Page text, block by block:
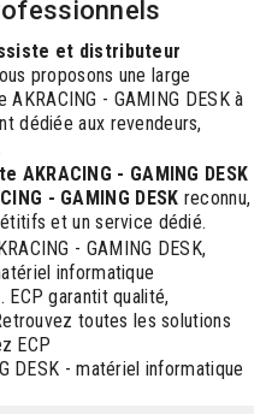
et distributeur
proposons une large
- GAMING DESK à
dédiée aux revendeurs,
AKRACING - GAMING DESK
- GAMING DESK reconnu,
et un service dédié.
- GAMING DESK,
informatique
garantit qualité,
toutes les solutions
ECP